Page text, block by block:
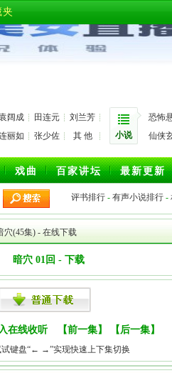
阔成 田连元
刘兰芳
丽如 张少佐 其 他 小说
恐怖
仙侠
戏曲 百家讲坛 最新更新
评书排行 - 有声小说排行 -
穴(45集) - 在线下载
暗穴 01回 - 下载
在线收听【前一集】 【 后一集】
试键盘“← →”实现快速上下集切换